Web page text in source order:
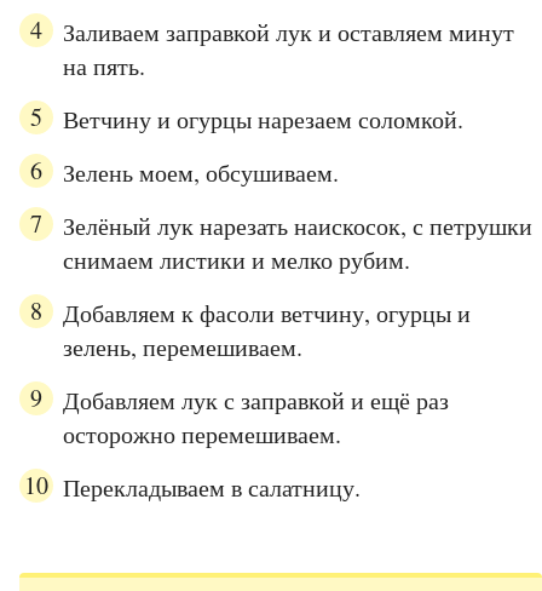
Заливаем заправкой лук и оставляем минут
на пять.
Ветчину и огурцы нарезаем соломкой.
Зелень моем, обсушиваем.
Зелёный лук нарезать наискосок, с петрушки
снимаем листики и мелко рубим.
Добавляем к фасоли ветчину, огурцы и
зелень, перемешиваем.
Добавляем лук с заправкой и ещё раз
осторожно перемешиваем.
Перекладываем в салатницу.